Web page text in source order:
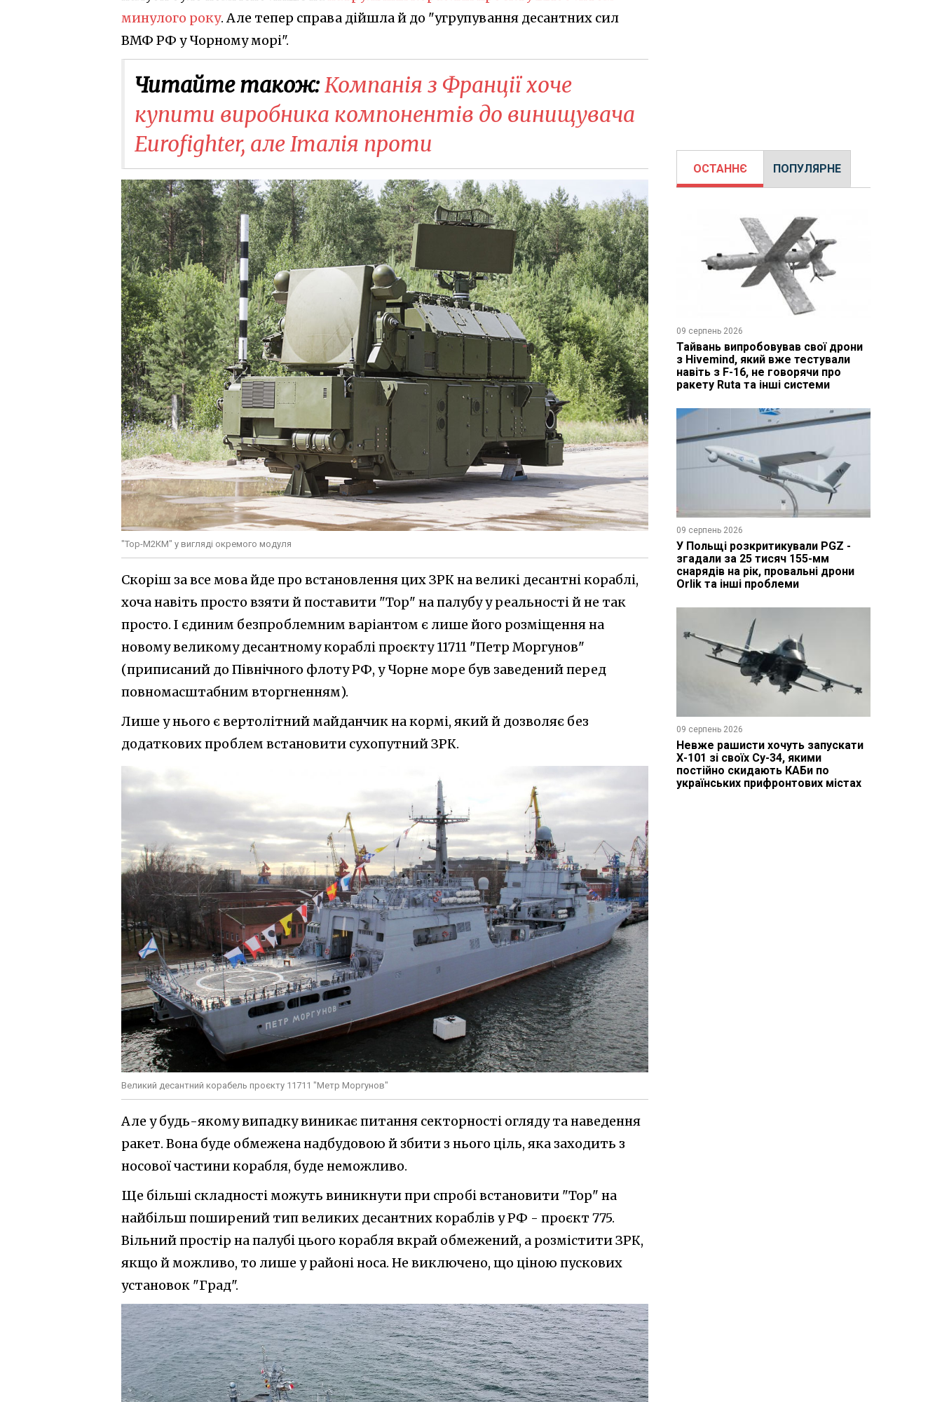
минулого року. Але тепер справа дійшла й до "угрупування десантних сил
ВМФ РФ у Чорному морі".
Читайте також:Компанія з Франції хоче
купити виробника компонентів до винищувача
Eurofighter, але Італія проти
"Тор-М2КМ" у вигляді окремого модуля
Скоріш за все мова йде про встановлення цих ЗРК на великі десантні кораблі,
хоча навіть просто взяти й поставити "Тор" на палубу у реальності й не так
просто. І єдиним безпроблемним варіантом є лише його розміщення на
новому великому десантному кораблі проєкту 11711 "Петр Моргунов"
(приписаний до Північного флоту РФ, у Чорне море був заведений перед
повномасштабним вторгненням).
Лише у нього є вертолітний майданчик на кормі, який й дозволяє без
додаткових проблем встановити сухопутний ЗРК.
Великий десантний корабель проєкту 11711 "Метр Моргунов"
Але у будь-якому випадку виникає питання секторності огляду та наведення
ракет. Вона буде обмежена надбудовою й збити з нього ціль, яка заходить з
носової частини корабля, буде неможливо.
Ще більші складності можуть виникнути при спробі встановити "Тор" на
найбільш поширений тип великих десантних кораблів у РФ - проєкт 775.
Вільний простір на палубі цього корабля вкрай обмежений, а розмістити ЗРК,
якщо й можливо, то лише у районі носа. Не виключено, що ціною пускових
установок "Град".
ОСТАННЄ ПОПУЛЯРНЕ
09 серпень 2026
Тайвань випробовував свої дрони
з Hivemind, який вже тестували
навіть з F-16, не говорячи про
ракету Ruta та інші системи
09 серпень 2026
У Польщі розкритикували PGZ -
згадали за 25 тисяч 155-мм
снарядів на рік, провальні дрони
Orlik та інші проблеми
09 серпень 2026
Невже рашисти хочуть запускати
Х-101 зі своїх Су-34, якими
постійно скидають КАБи по
українських прифронтових містах